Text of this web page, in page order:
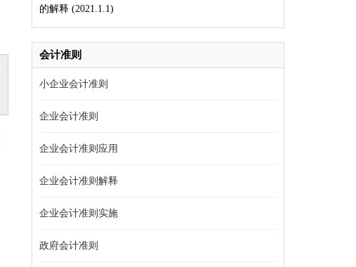
的解释 (2021.1.1)
会计准则
小企业会计准则
企业会计准则
企业会计准则应用
企业会计准则解释
企业会计准则实施
政府会计准则